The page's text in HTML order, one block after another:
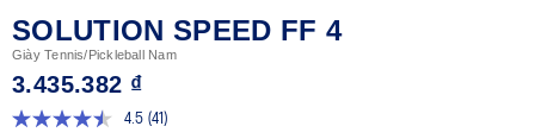
SOLUTION SPEED FF 4
Giày Tennis/Pickleball Nam
3.435.382 ₫
4.5 Đọc
(41)